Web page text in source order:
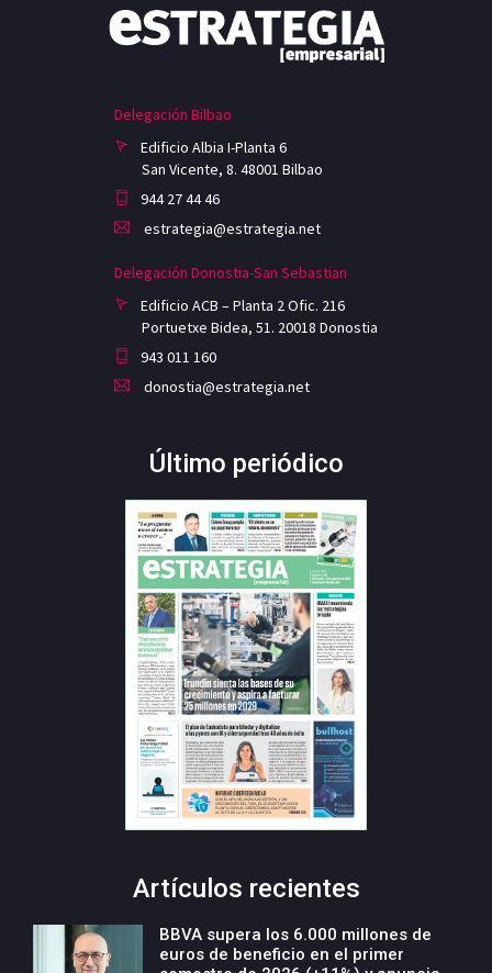
Delegación Bilbao
Edificio Albia I-Planta 6
San Vicente, 8. 48001 Bilbao
944 27 44 46
estrategia@estrategia.net
Delegación Donostia-San Sebastian
Edificio ACB – Planta 2 Ofic. 216
Portuetxe Bidea, 51. 20018 Donostia
943 011 160
donostia@estrategia.net
Último periódico
Artículos recientes
BBVA supera los 6.000 millones de
euros de beneficio en el primer